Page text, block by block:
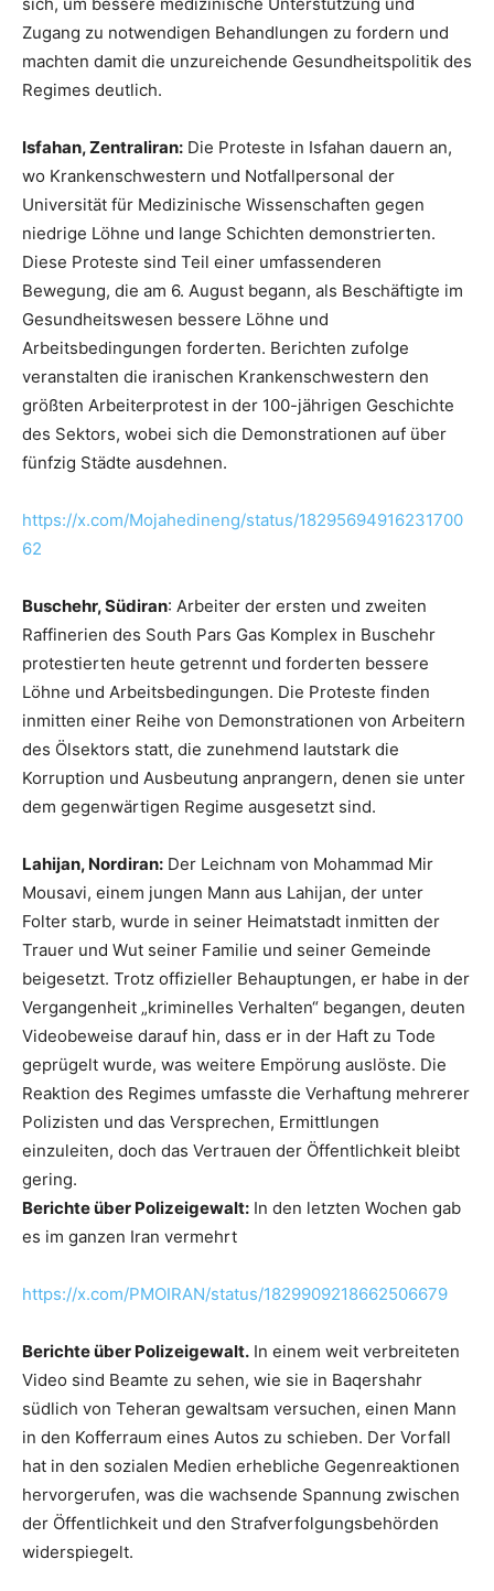
Zugang zu notwendigen Behandlungen zu fordern und
machten damit die unzureichende Gesundheitspolitik des
Regimes deutlich.
Isfahan, Zentraliran: Die Proteste in Isfahan dauern an,
wo Krankenschwestern und Notfallpersonal der
Universität für Medizinische Wissenschaften gegen
niedrige Löhne und lange Schichten demonstrierten.
Diese Proteste sind Teil einer umfassenderen
Bewegung, die am 6. August begann, als Beschäftigte im
Gesundheitswesen bessere Löhne und
Arbeitsbedingungen forderten. Berichten zufolge
veranstalten die iranischen Krankenschwestern den
größten Arbeiterprotest in der 100-jährigen Geschichte
des Sektors, wobei sich die Demonstrationen auf über
fünfzig Städte ausdehnen.
https://x.com/Mojahedineng/status/18295694916231700
62
Buschehr, Südiran: Arbeiter der ersten und zweiten
Raffinerien des South Pars Gas Komplex in Buschehr
protestierten heute getrennt und forderten bessere
Löhne und Arbeitsbedingungen. Die Proteste finden
inmitten einer Reihe von Demonstrationen von Arbeitern
des Ölsektors statt, die zunehmend lautstark die
Korruption und Ausbeutung anprangern, denen sie unter
dem gegenwärtigen Regime ausgesetzt sind.
Lahijan, Nordiran: Der Leichnam von Mohammad Mir
Mousavi, einem jungen Mann aus Lahijan, der unter
Folter starb, wurde in seiner Heimatstadt inmitten der
Trauer und Wut seiner Familie und seiner Gemeinde
beigesetzt. Trotz offizieller Behauptungen, er habe in der
Vergangenheit „kriminelles Verhalten“ begangen, deuten
Videobeweise darauf hin, dass er in der Haft zu Tode
geprügelt wurde, was weitere Empörung auslöste. Die
Reaktion des Regimes umfasste die Verhaftung mehrerer
Polizisten und das Versprechen, Ermittlungen
einzuleiten, doch das Vertrauen der Öffentlichkeit bleibt
gering.
Berichte über Polizeigewalt: In den letzten Wochen gab
es im ganzen Iran vermehrt
https://x.com/PMOIRAN/status/1829909218662506679
Berichte über Polizeigewalt. In einem weit verbreiteten
Video sind Beamte zu sehen, wie sie in Baqershahr
südlich von Teheran gewaltsam versuchen, einen Mann
in den Kofferraum eines Autos zu schieben. Der Vorfall
hat in den sozialen Medien erhebliche Gegenreaktionen
hervorgerufen, was die wachsende Spannung zwischen
der Öffentlichkeit und den Strafverfolgungsbehörden
widerspiegelt.